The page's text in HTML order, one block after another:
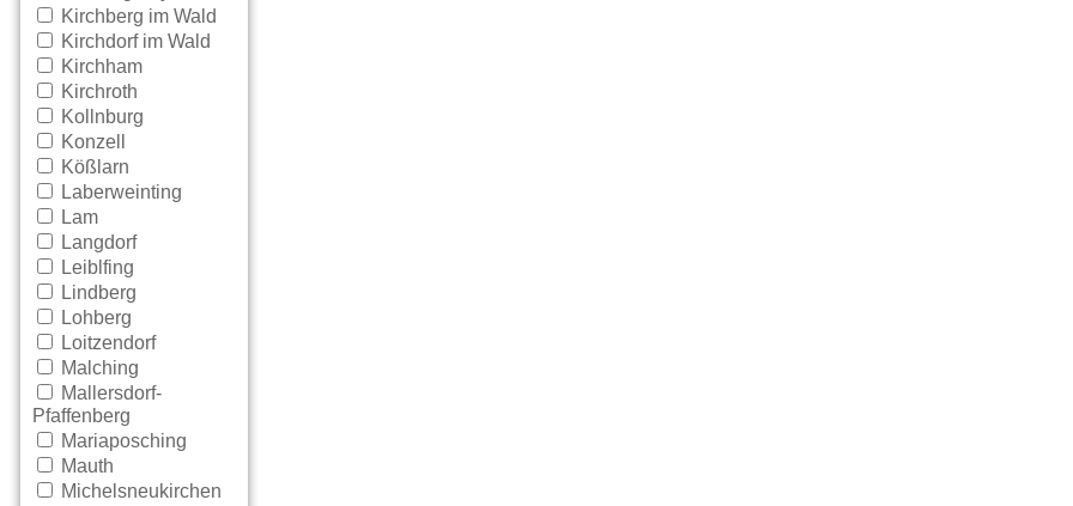
Kirchberg im Wald
Kirchdorf im Wald
Kirchham
Kirchroth
Kollnburg
Konzell
Kößlarn
Laberweinting
Lam
Langdorf
Leiblfing
Lindberg
Lohberg
Loitzendorf
Malching
Mallersdorf-
Pfaffenberg
Mariaposching
Mauth
Michelsneukirchen